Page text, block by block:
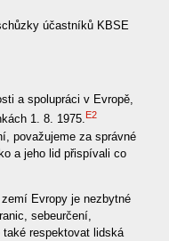
účastníků KBSE
a spolupráci v Evropě,
1. 8. 1975. E2
považujeme za správné
a jeho lid přispívali co
Evropy je nezbytné
sebeurčení,
respektovat lidská